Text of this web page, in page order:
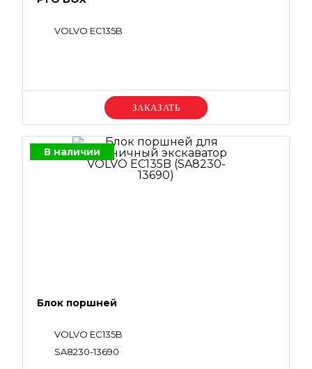
VOLVO EC135B
Уточняйте цену
В наличии
Блок поршней
VOLVO EC135B
SA8230-13690